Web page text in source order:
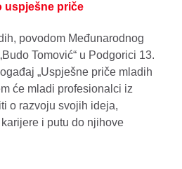
uspješne priče
povodom Međunarodnog
Tomović“ u Podgorici 13.
„Uspješne priče mladih
će mladi profesionalci iz
o razvoju svojih ideja,
i putu do njihove